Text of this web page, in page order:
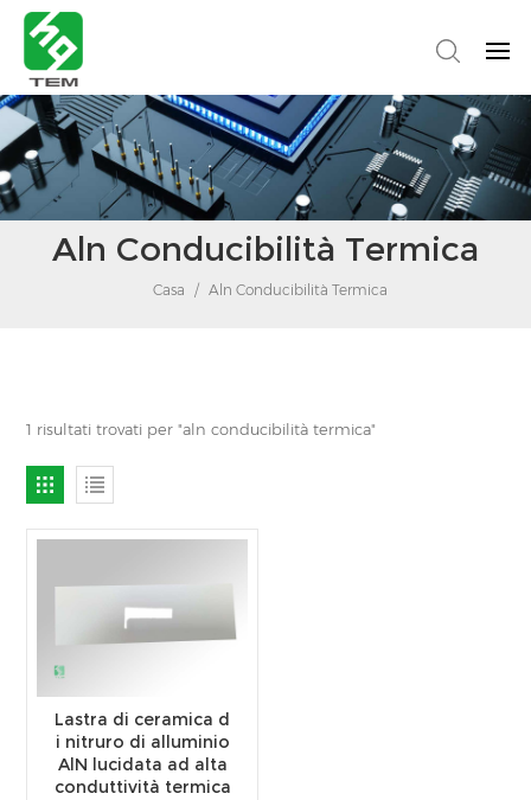
Aln Conducibilità Termica
Casa / Aln Conducibilità Termica
1 risultati trovati per "aln conducibilità termica"
Lastra di ceramica d
i nitruro di alluminio
AlN lucidata ad alta
conduttività termica